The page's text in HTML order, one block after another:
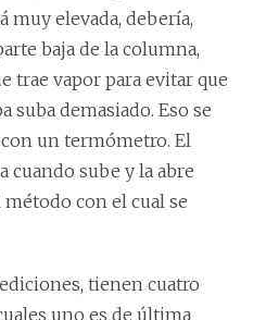
muy elevada, debería,
baja de la columna,
trae vapor para evitar que
suba demasiado. Eso se
un termómetro. El
cuando sube y la abre
método con el cual se
tienen cuatro
uno es de última